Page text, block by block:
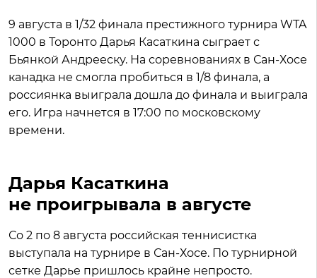
9 августа в 1/32 финала престижного турнира WTA
1000 в Торонто Дарья Касаткина сыграет с
Бьянкой Андрееску. На соревнованиях в Сан-Хосе
канадка не смогла пробиться в 1/8 финала, а
россиянка выиграла дошла до финала и выиграла
его. Игра начнется в 17:00 по московскому
времени.
Дарья Касаткина
не проигрывала в августе
Со 2 по 8 августа российская теннисистка
выступала на турнире в Сан-Хосе. По турнирной
сетке Дарье пришлось крайне непросто.